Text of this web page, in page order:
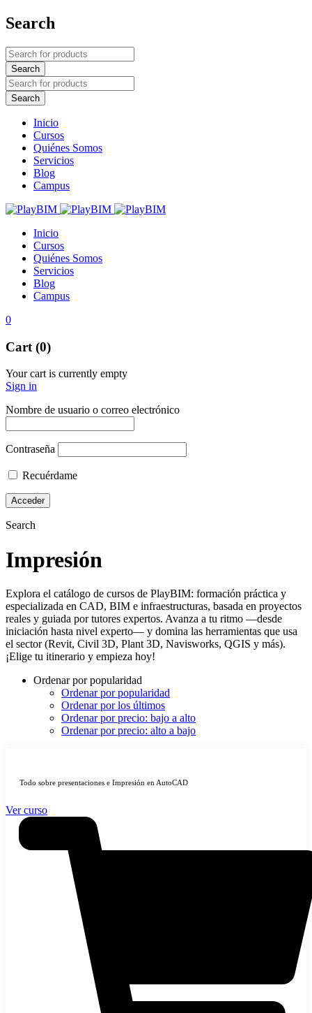
Search
Inicio
Cursos
Quiénes Somos
Servicios
Blog
Campus
Inicio
Cursos
Quiénes Somos
Servicios
Blog
Campus
0
Cart (0)
Your cart is currently empty
Sign in
Nombre de usuario o correo electrónico
Contraseña
Recuérdame
Search
Impresión
Explora el catálogo de cursos de PlayBIM: formación práctica y
especializada en CAD, BIM e infraestructuras, basada en proyectos
reales y guiada por tutores expertos. Avanza a tu ritmo —desde
iniciación hasta nivel experto— y domina las herramientas que usa
el sector (Revit, Civil 3D, Plant 3D, Navisworks, QGIS y más).
¡Elige tu itinerario y empieza hoy!
Ordenar por popularidad
Ordenar por popularidad
Ordenar por los últimos
Ordenar por precio: bajo a alto
Ordenar por precio: alto a bajo
Todo sobre presentaciones e Impresión en AutoCAD
Ver curso